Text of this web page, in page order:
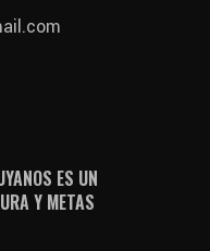
ES UN
Y METAS